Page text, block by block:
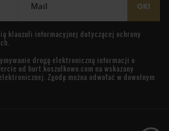
Mail OK!
klauzuli informacyjnej dotyczącej ochrony
drogą elektroniczną informacji o
od hurt.koszulkowo.com na wskazany
Zgodę można odwołać w dowolnym